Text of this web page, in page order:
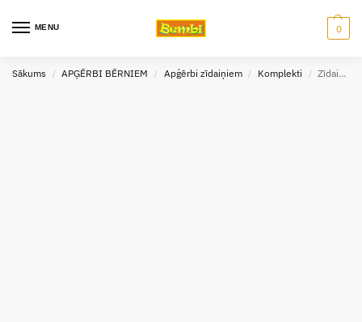
MENU 0
Sākums / APĢĒRBI BĒRNIEM / Apģērbi zīdaiņiem / Komplekti / Zīdaiņu komplekts Bambi